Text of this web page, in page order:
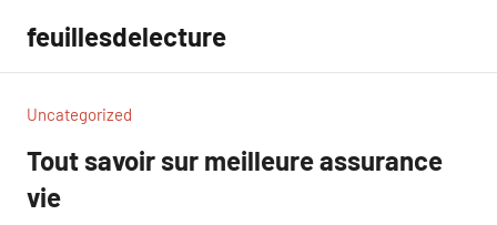
contenu
feuillesdelecture
Uncategorized
Tout savoir sur meilleure assurance
vie